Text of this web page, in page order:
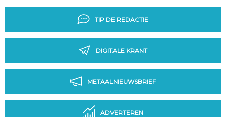
TIP DE REDACTIE
DIGITALE KRANT
METAALNIEUWSBRIEF
ADVERTEREN